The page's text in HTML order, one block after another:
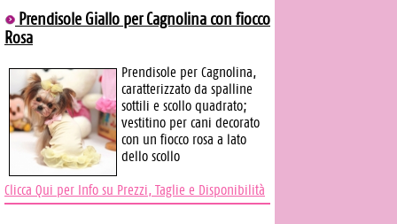
Prendisole Giallo per Cagnolina con fiocco
Rosa
Prendisole per Cagnolina,
caratterizzato da spalline
sottili e scollo quadrato;
vestitino per cani decorato
con un fiocco rosa a lato
dello scollo
Clicca Qui per Info su Prezzi, Taglie e Disponibilità